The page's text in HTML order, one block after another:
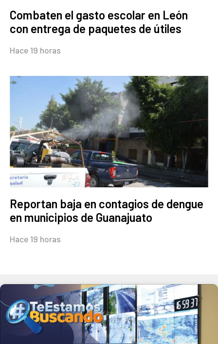
Combaten el gasto escolar en León
con entrega de paquetes de útiles
Hace 19 horas
Reportan baja en contagios de dengue
en municipios de Guanajuato
Hace 19 horas